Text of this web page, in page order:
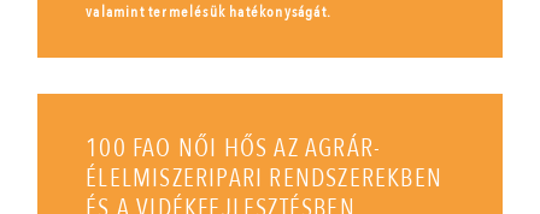
valamint termelésük hatékonyságát.
100 FAO NŐI HŐS AZ AGRÁR-
ÉLELMISZERIPARI RENDSZEREKBEN